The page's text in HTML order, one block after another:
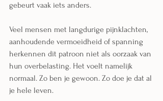
gebeurt vaak iets anders.
Veel mensen met langdurige pijnklachten,
aanhoudende vermoeidheid of spanning
herkennen dit patroon niet als oorzaak van
hun overbelasting. Het voelt namelijk
normaal. Zo ben je gewoon. Zo doe je dat al
je hele leven.